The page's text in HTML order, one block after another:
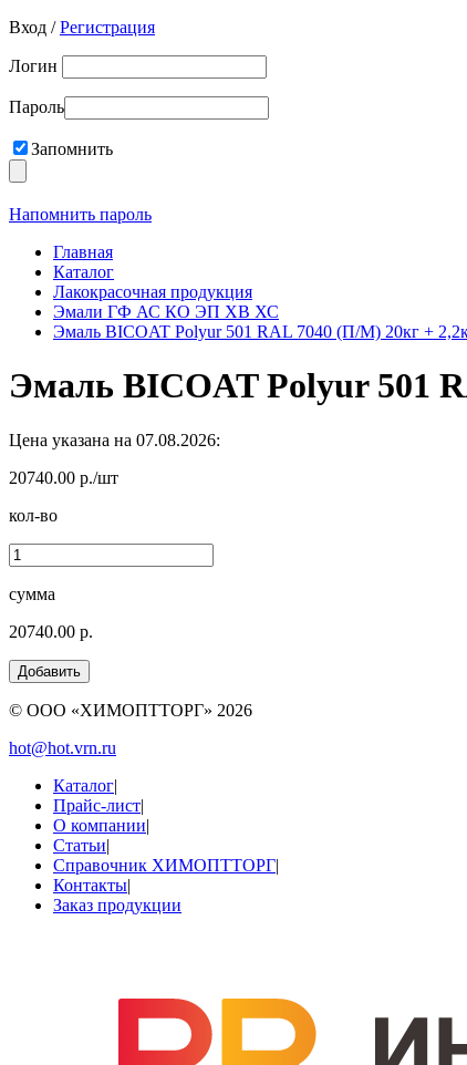
Вход /Регистрация
Логин
Пароль
Запомнить
Напомнить пароль
Главная
Каталог
Лакокрасочная продукция
Эмали ГФ АС КО ЭП ХВ ХС
Эмаль BICOAT Polyur 501 RAL 7040 (П/М) 20кг +
Эмаль BICOAT Polyur 501
Цена указана на 07.08.2026:
20740.00 р./шт
кол-во
сумма
20740.00 р.
© ООО «ХИМОПТТОРГ» 2026
hot@hot.vrn.ru
Каталог|
Прайс-лист|
О компании|
Статьи|
Справочник ХИМОПТТОРГ|
Контакты|
Заказ продукции